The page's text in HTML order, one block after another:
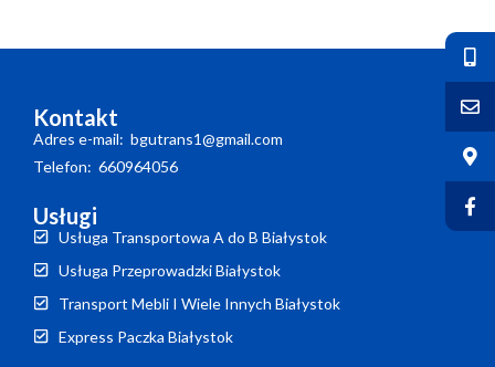
Kontakt
Adres e-mail: bgutrans1@gmail.com
Telefon: 660964056
Usługi
Usługa Transportowa A do B Białystok
Usługa Przeprowadzki Białystok
Transport Mebli I Wiele Innych Białystok
Express Paczka Białystok